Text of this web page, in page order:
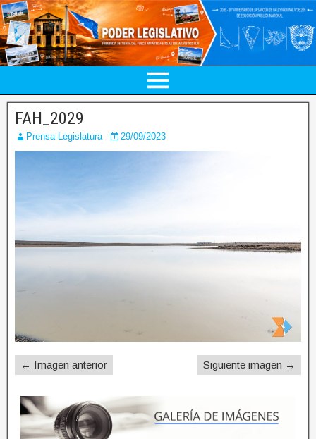
FAH_2029
Prensa Legislatura 29/09/2023
← Imagen anterior Siguiente imagen →